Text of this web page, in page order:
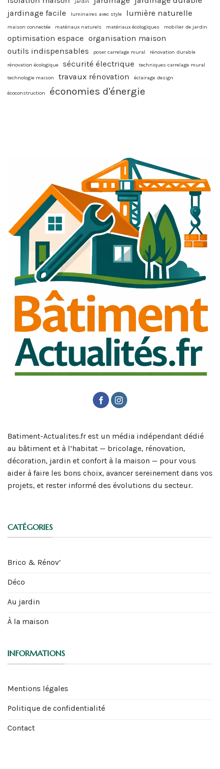
jardinage facile
luminaires avec style lumière naturelle
maison connectée matériaux naturels matériaux écologiques mobilier de jardin
optimisation espace organisation maison
outils indispensables
poser carrelage mural
rénovation durable
rénovation écologique
sécurité électrique
techniques carrelage mural
technologie maison
travaux rénovation éclairage design
écoconstruction économies d'énergie
Batiment-Actualites.fr est un média indépendant dédié
au bâtiment et à l’habitat — bricolage, rénovation,
décoration, jardin et confort à la maison — pour vous
aider à faire les bons choix, avancer sereinement dans vos
projets, et rester informé des évolutions du secteur.
CATÉGORIES
Brico & Rénov’
Déco
Au jardin
À la maison
INFORMATIONS
Mentions légales
Politique de confidentialité
Contact